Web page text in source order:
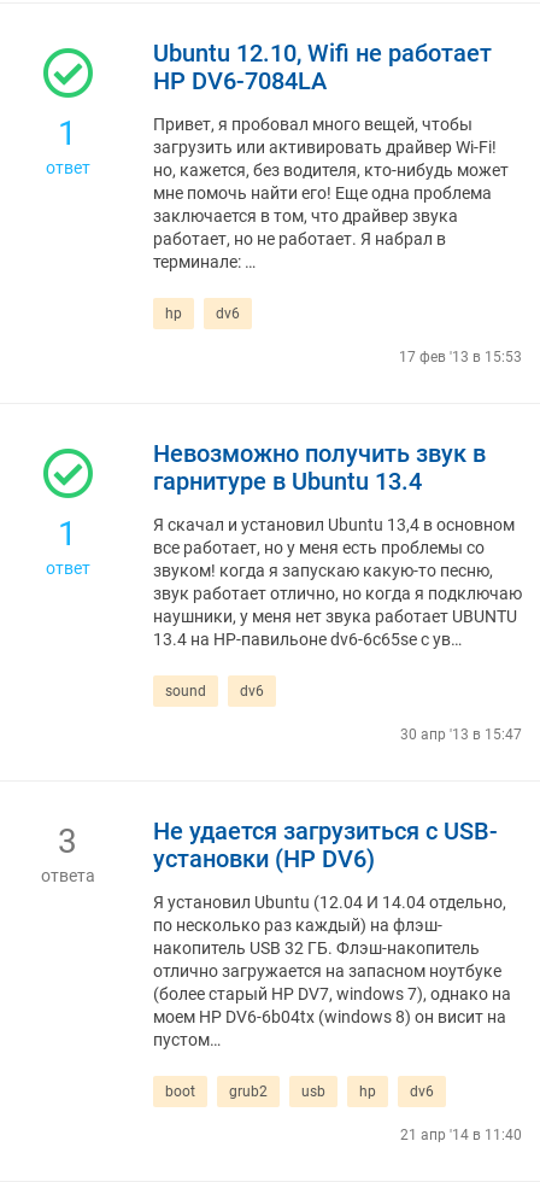
1
ответ
Ubuntu 12.10, Wifi не работает
HP DV6-7084LA
Привет, я пробовал много вещей, чтобы
загрузить или активировать драйвер Wi-Fi!
но, кажется, без водителя, кто-нибудь может
мне помочь найти его! Еще одна проблема
заключается в том, что драйвер звука
работает, но не работает. Я набрал в
терминале: …
hp dv6
17 фев '13 в 15:53
1
ответ
Невозможно получить звук в
гарнитуре в Ubuntu 13.4
Я скачал и установил Ubuntu 13,4 в основном
все работает, но у меня есть проблемы со
звуком! когда я запускаю какую-то песню,
звук работает отлично, но когда я подключаю
наушники, у меня нет звука работает UBUNTU
13.4 на HP-павильоне dv6-6c65se с ув…
sound dv6
30 апр '13 в 15:47
3
ответа
Не удается загрузиться с USB-
установки (HP DV6)
Я установил Ubuntu (12.04 И 14.04 отдельно,
по несколько раз каждый) на флэш-
накопитель USB 32 ГБ. Флэш-накопитель
отлично загружается на запасном ноутбуке
(более старый HP DV7, windows 7), однако на
моем HP DV6-6b04tx (windows 8) он висит на
пустом…
boot grub2 usb hp dv6
21 апр '14 в 11:40